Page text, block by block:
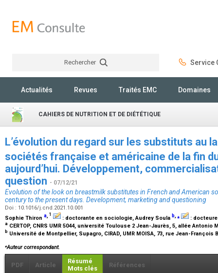
Rechercher Service
Actualités Revues Traités EMC Domaines
CAHIERS DE NUTRITION ET DE DIÉTÉTIQUE
L’évolution du regard sur les substituts au
sociétés française et américaine de la fin
aujourd’hui. Développement,
question - 07/12/21
Evolution of the look on breastmilk substitutes in French and American
century to the present days. Development, marketing and questioning
Doi : 10.1016/j.cnd.2021.10.001
Sophie Thiron a, 1
: doctorante en sociologie, Audrey Soula b,⁎ :
a CERTOP, CNRS UMR 5044, université Toulouse 2 Jean-Jaurès, 5, allée Antonio
b Université de Montpellier, Supagro, CIRAD, UMR MOISA, 73, rue Jean-
⁎Auteur correspondant.
PDF Article
Résumé
Mots clés
Références